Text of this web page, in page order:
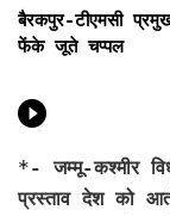
बैरकपुर-टीएमसी
फेंके जूते चप्पल
*- जम्मू-कश्मीर
प्रस्ताव देश को